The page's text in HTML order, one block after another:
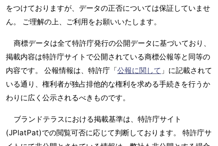
をつけておりますが、データの正否については保証していませ
ん。 ご理解の上、ご利用をお願いいたします。
商標データは全て特許庁発行の公開データに基づいており、
掲載内容は特許庁サイトで公開されている商標公報等と同等の
内容です。 公報情報は、特許庁「公報に関して 」に記載されて
いる通り、権利者が独占排他的な権利を求める手続きを行うか
わりに広く公示されるべきものです。
ブランドテラスにおける掲載基準は、特許庁サイト
(JPlatPat)での閲覧可否に応じて判断しております。 特許庁サ